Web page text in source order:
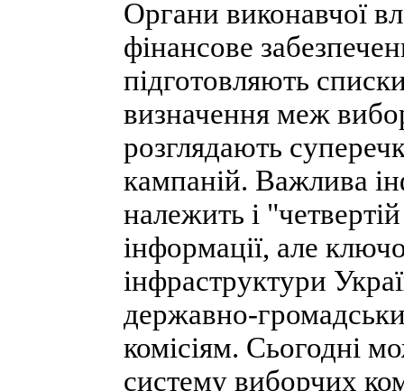
Органи виконавчої
фінансове
підготовляють
визначення меж
розглядають
кампаній. Важлива
належить і
інформації, але
інфраструктури
державно-
комісіям. Сьогодні
систему виборчих